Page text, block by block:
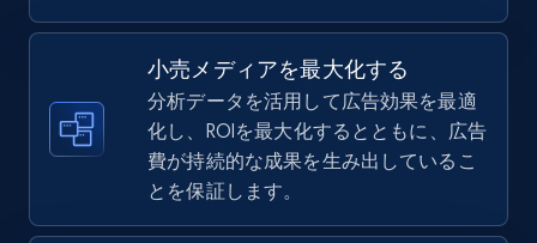
TikTok Shop - category
URL, Title, Available, Description, Currency, Initial
price, Final price, Discount percent, and more.
小売メディアを最大化する
分析データを活用して広告効果を最適
化し、ROIを最大化するとともに、広告
費が持続的な成果を生み出しているこ
とを保証します。